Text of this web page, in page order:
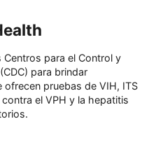
para el Control y
para brindar
pruebas de VIH, ITS
el VPH y la hepatitis